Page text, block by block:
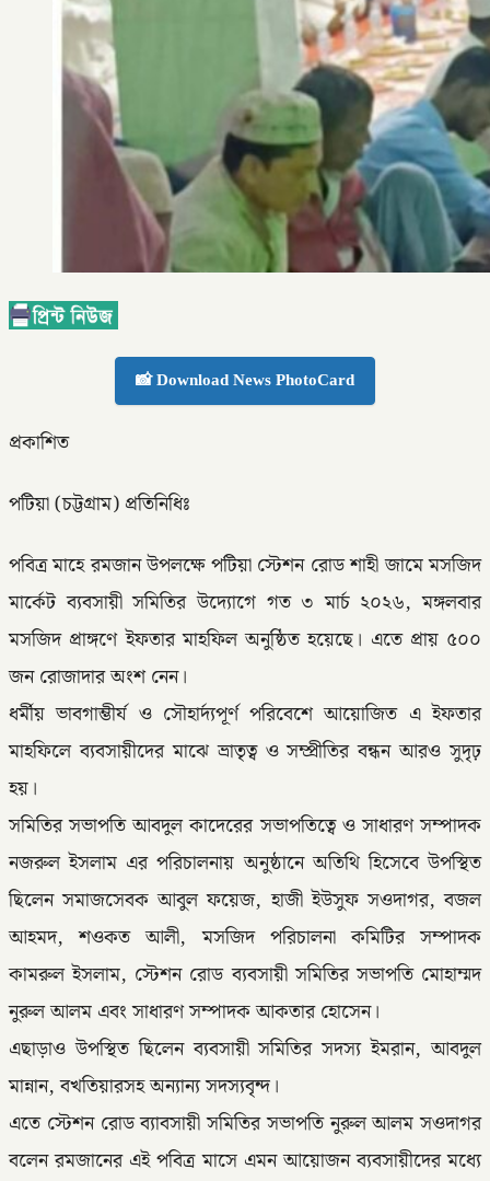
📸 Download News PhotoCard
প্রকাশিত
পটিয়া (চট্টগ্রাম) প্রতিনিধিঃ
পবিত্র মাহে রমজান উপলক্ষে পটিয়া স্টেশন রোড শাহী জামে মসজিদ
মার্কেট ব্যবসায়ী সমিতির উদ্যোগে গত ৩ মার্চ ২০২৬, মঙ্গলবার
মসজিদ প্রাঙ্গণে ইফতার মাহফিল অনুষ্ঠিত হয়েছে। এতে প্রায় ৫০০
জন রোজাদার অংশ নেন।
ধর্মীয় ভাবগাম্ভীর্য ও সৌহার্দ্যপূর্ণ পরিবেশে আয়োজিত এ ইফতার
মাহফিলে ব্যবসায়ীদের মাঝে ভ্রাতৃত্ব ও সম্প্রীতির বন্ধন আরও সুদৃঢ়
হয়।
সমিতির সভাপতি আবদুল কাদেরের সভাপতিত্বে ও সাধারণ সম্পাদক
নজরুল ইসলাম এর পরিচালনায় অনুষ্ঠানে অতিথি হিসেবে উপস্থিত
ছিলেন সমাজসেবক আবুল ফয়েজ, হাজী ইউসুফ সওদাগর, বজল
আহমদ, শওকত আলী, মসজিদ পরিচালনা কমিটির সম্পাদক
কামরুল ইসলাম, স্টেশন রোড ব্যবসায়ী সমিতির সভাপতি মোহাম্মদ
নুরুল আলম এবং সাধারণ সম্পাদক আকতার হোসেন।
এছাড়াও উপস্থিত ছিলেন ব্যবসায়ী সমিতির সদস্য ইমরান, আবদুল
মান্নান, বখতিয়ারসহ অন্যান্য সদস্যবৃন্দ।
এতে স্টেশন রোড ব্যাবসায়ী সমিতির সভাপতি নুরুল আলম সওদাগর
বলেন রমজানের এই পবিত্র মাসে এমন আয়োজন ব্যবসায়ীদের মধ্যে